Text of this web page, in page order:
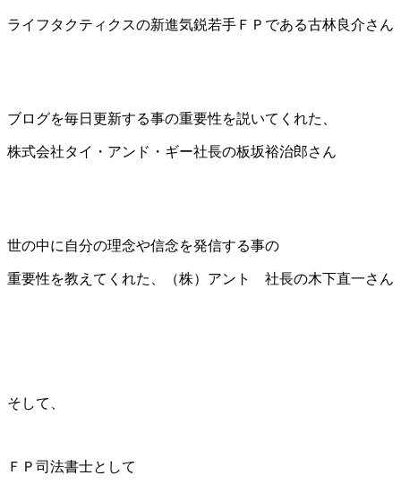
ライフタクティクスの新進気鋭若手ＦＰである古林良介さん
ブログを毎日更新する事の重要性を説いてくれた、
株式会社タイ・アンド・ギー社長の板坂裕治郎さん
世の中に自分の理念や信念を発信する事の
重要性を教えてくれた、（株）アント 社長の木下直一さん
そして、
ＦＰ司法書士として